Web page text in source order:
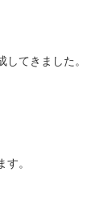
てきました。
。